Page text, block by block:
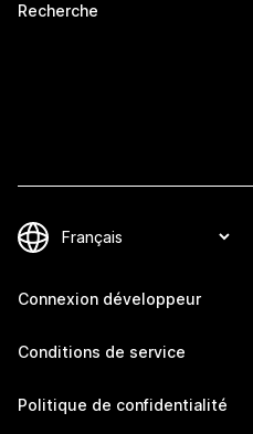
Recherche
Connexion développeur
Conditions de service
Politique de confidentialité